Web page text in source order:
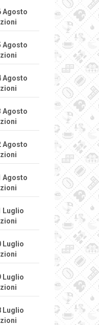
Agosto
Agosto
Agosto
Agosto
Agosto
Agosto
Luglio
Luglio
Luglio
Luglio